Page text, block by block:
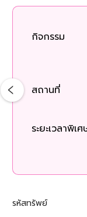
กิจกรรม
สถานที่
ระยะเวลาพิเศ
รหัสทรัพย์